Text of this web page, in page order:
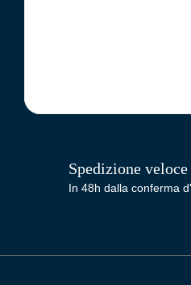
Spedizione veloce
In 48h dalla conferma